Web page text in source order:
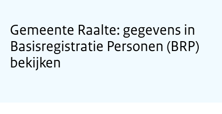
Gemeente Raalte: gegevens in
Basisregistratie Personen (BRP)
bekijken